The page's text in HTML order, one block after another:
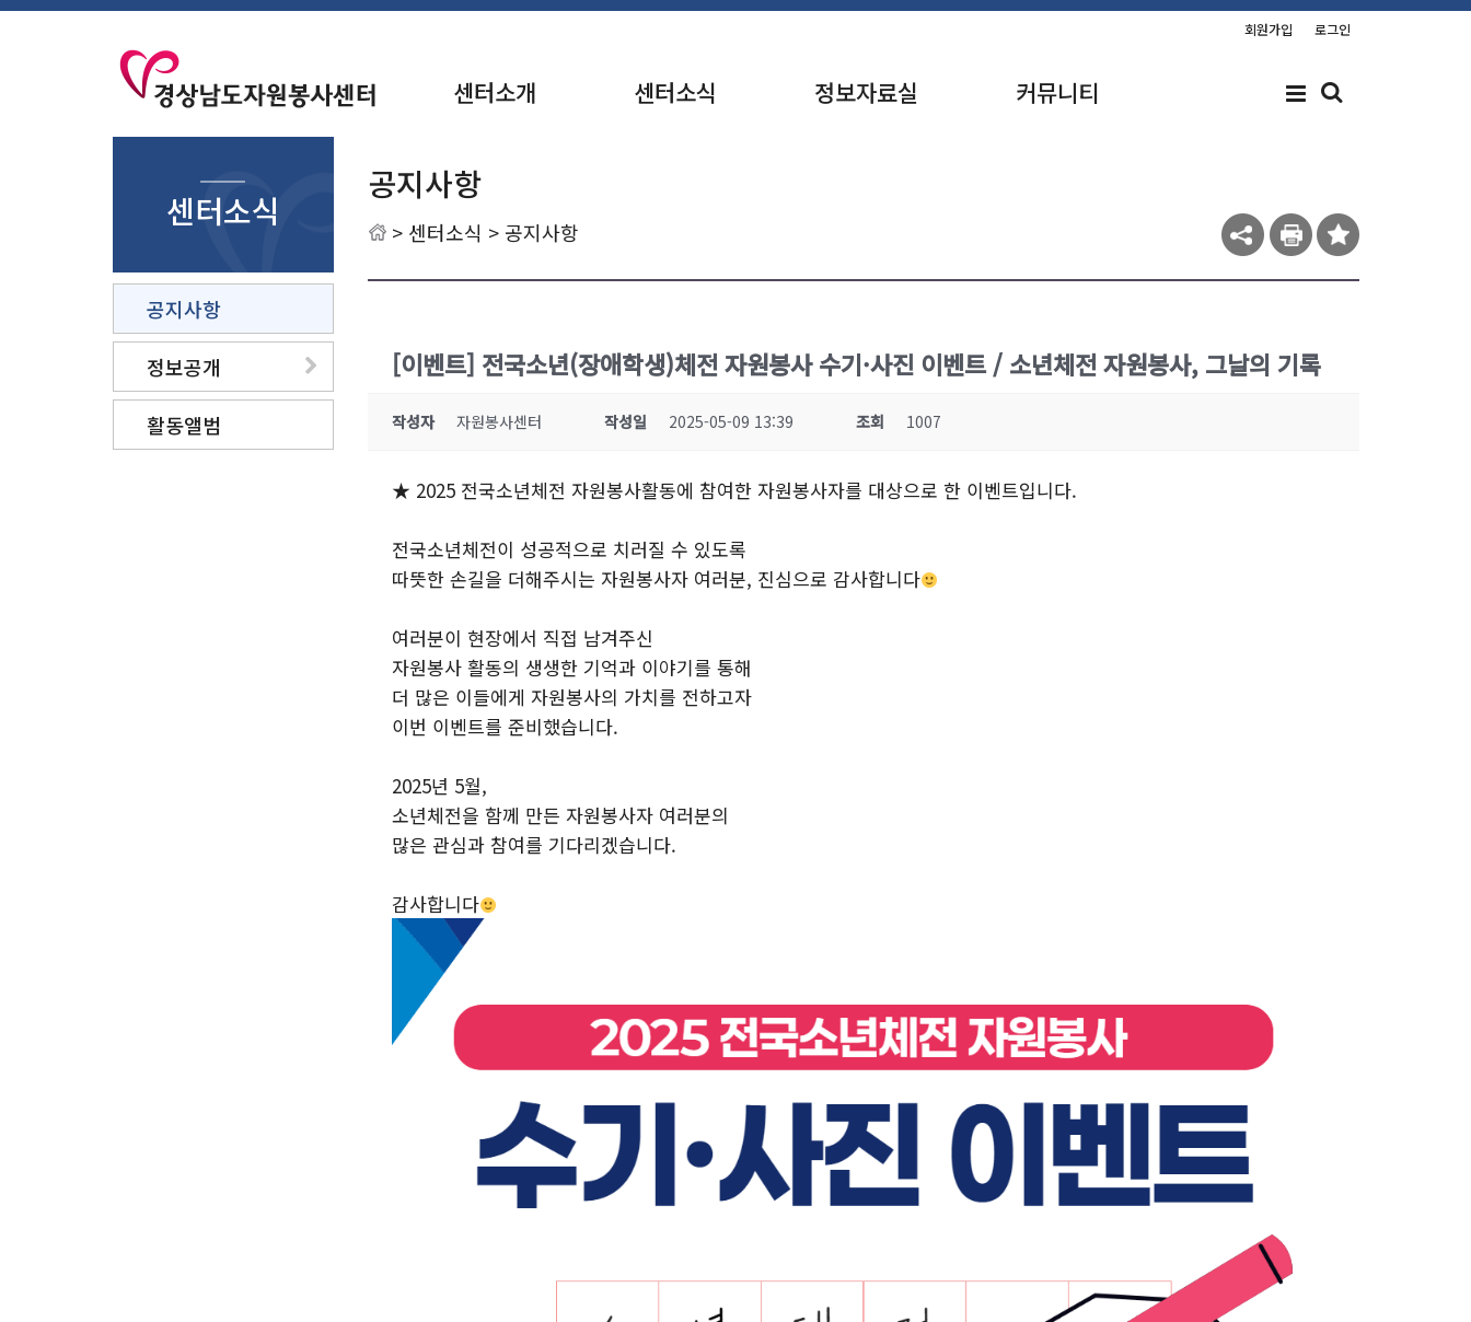
회원가입 로그인
센터소개 센터소식 정보자료실 커뮤니티
센터소식
공지사항
정보공개
활동앨범
공지사항
> 센터소식 > 공지사항
[이벤트] 전국소년(장애학생)체전 자원봉사 수기·사진 이벤트 / 소년체전 자원봉사, 그날의 기록
작성자 자원봉사센터 작성일 2025-05-09 13:39 조회 1007
★ 2025 전국소년체전 자원봉사활동에 참여한 자원봉사자를 대상으로 한 이벤트입니다.
전국소년체전이 성공적으로 치러질 수 있도록
따뜻한 손길을 더해주시는 자원봉사자 여러분, 진심으로 감사합니다
여러분이 현장에서 직접 남겨주신
자원봉사 활동의 생생한 기억과 이야기를 통해
더 많은 이들에게 자원봉사의 가치를 전하고자
이번 이벤트를 준비했습니다.
2025년 5월,
소년체전을 함께 만든 자원봉사자 여러분의
많은 관심과 참여를 기다리겠습니다.
감사합니다